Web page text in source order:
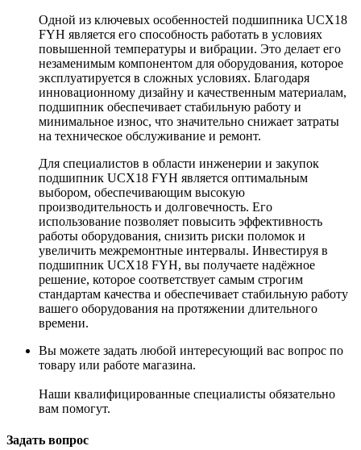
Одной из ключевых особенностей подшипника UCX18
FYH является его способность работать в условиях
повышенной температуры и вибрации. Это делает его
незаменимым компонентом для оборудования, которое
эксплуатируется в сложных условиях. Благодаря
инновационному дизайну и качественным материалам,
подшипник обеспечивает стабильную работу и
минимальное износ, что значительно снижает затраты
на техническое обслуживание и ремонт.
Для специалистов в области инженерии и закупок
подшипник UCX18 FYH является оптимальным
выбором, обеспечивающим высокую
производительность и долговечность. Его
использование позволяет повысить эффективность
работы оборудования, снизить риски поломок и
увеличить межремонтные интервалы. Инвестируя в
подшипник UCX18 FYH, вы получаете надёжное
решение, которое соответствует самым строгим
стандартам качества и обеспечивает стабильную работу
вашего оборудования на протяжении длительного
времени.
Вы можете задать любой интересующий вас вопрос по
товару или работе магазина.
Наши квалифицированные специалисты обязательно
вам помогут.
Задать вопрос